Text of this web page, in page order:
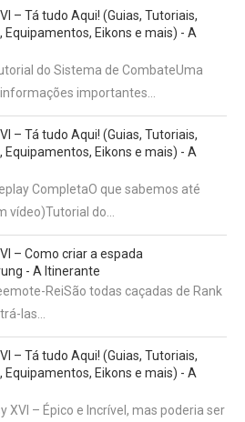
– Tá tudo Aqui! (Guias, Tutoriais,
Equipamentos, Eikons e mais) - A
do Sistema de CombateUma
importantes…
– Tá tudo Aqui! (Guias, Tutoriais,
Equipamentos, Eikons e mais) - A
CompletaO que sabemos até
vídeo)Tutorial do…
– Como criar a espada
- A Itinerante
ReiSão todas caçadas de Rank
las…
– Tá tudo Aqui! (Guias, Tutoriais,
Equipamentos, Eikons e mais) - A
XVI – Épico e Incrível, mas poderia ser